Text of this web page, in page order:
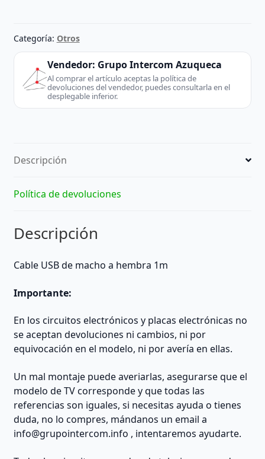
macho
hembra
1m
cantidad
Categoría: Otros
Vendedor: Grupo Intercom Azuqueca
Al comprar el artículo aceptas la política de
devoluciones del vendedor, puedes consultarla en el
desplegable inferior.
Descripción
Política de devoluciones
Descripción
Cable USB de macho a hembra 1m
Importante:
En los circuitos electrónicos y placas electrónicas no
se aceptan devoluciones ni cambios, ni por
equivocación en el modelo, ni por avería en ellas.
Un mal montaje puede averiarlas, asegurarse que el
modelo de TV corresponde y que todas las
referencias son iguales, si necesitas ayuda o tienes
duda, no lo compres, mándanos un email a
info@grupointercom.info , intentaremos ayudarte.